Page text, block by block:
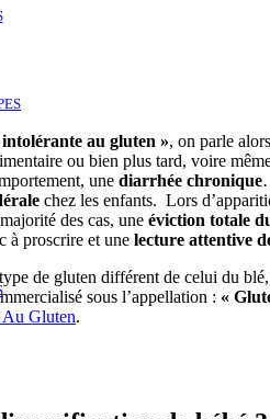
intolérante au gluten », on parle
ou bien plus tard, voire
une diarrhée chronique
chez les enfants. Lors
des cas, une éviction totale
à proscrire et une lecture attentive
de gluten différent de celui du
sous l’appellation : «
Au Gluten.